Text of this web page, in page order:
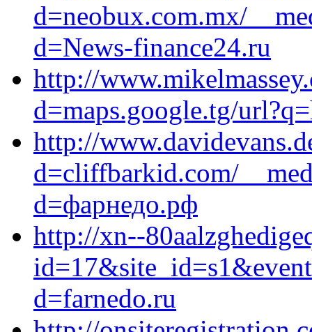
d=neobux.com.mx/
d=News-finance24.ru
http://
d=maps.google.tg/
http://
d=cliffbarkid.com/
d=фарнедо.рф
http://xn--
d=farnedo.ru